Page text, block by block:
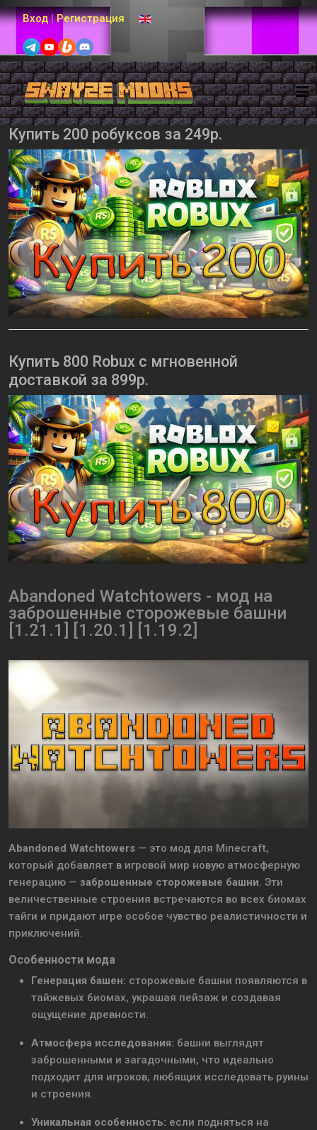
Вход | Регистрация Выберите язык
Купить 200 робуксов за 249р.
Купить 800 Robux с мгновенной
доставкой за 899р.
Abandoned Watchtowers - мод на
заброшенные сторожевые башни
[1.21.1] [1.20.1] [1.19.2]
Abandoned Watchtowers — это мод для Minecraft,
который добавляет в игровой мир новую атмосферную
генерацию — заброшенные сторожевые башни. Эти
величественные строения встречаются во всех биомах
тайги и придают игре особое чувство реалистичности и
приключений.
Особенности мода
Генерация башен: сторожевые башни появляются в
тайжевых биомах, украшая пейзаж и создавая
ощущение древности.
Атмосфера исследования: башни выглядят
заброшенными и загадочными, что идеально
подходит для игроков, любящих исследовать руины
и строения.
Уникальная особенность: если подняться на